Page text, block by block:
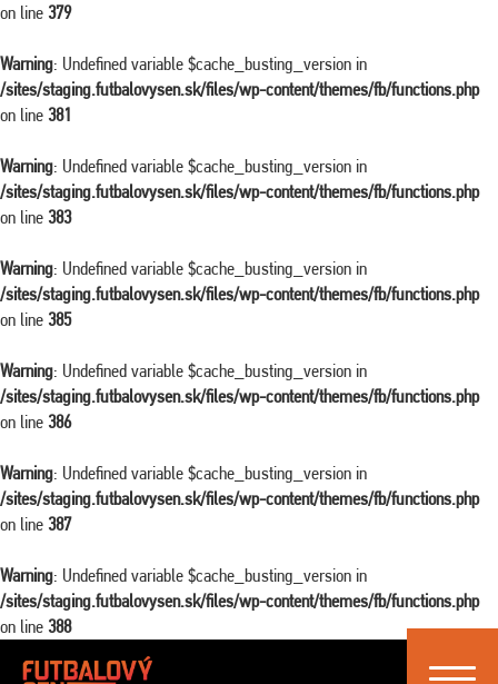
on line 379
Warning: Undefined variable $cache_busting_version in
/sites/staging.futbalovysen.sk/files/wp-content/themes/fb/functions.php
on line 381
Warning: Undefined variable $cache_busting_version in
/sites/staging.futbalovysen.sk/files/wp-content/themes/fb/functions.php
on line 383
Warning: Undefined variable $cache_busting_version in
/sites/staging.futbalovysen.sk/files/wp-content/themes/fb/functions.php
on line 385
Warning: Undefined variable $cache_busting_version in
/sites/staging.futbalovysen.sk/files/wp-content/themes/fb/functions.php
on line 386
Warning: Undefined variable $cache_busting_version in
/sites/staging.futbalovysen.sk/files/wp-content/themes/fb/functions.php
on line 387
Warning: Undefined variable $cache_busting_version in
/sites/staging.futbalovysen.sk/files/wp-content/themes/fb/functions.php
on line 388
Toggle
Warning: Attempt to read property "ID" on false in